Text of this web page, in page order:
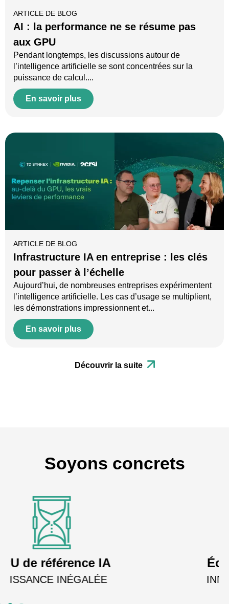
ARTICLE DE BLOG
AI : la performance ne se résume pas
aux GPU
Pendant longtemps, les discussions autour de
l’intelligence artificielle se sont concentrées sur la
puissance de calcul....
En savoir plus
ARTICLE DE BLOG
Infrastructure IA en entreprise : les clés
pour passer à l’échelle
Aujourd’hui, de nombreuses entreprises expérimentent
l’intelligence artificielle. Les cas d’usage se multiplient,
les démonstrations impressionnent et...
En savoir plus
Découvrir la suite
Soyons concrets
Écosystème logiciel
INNOVATION CONTINUE